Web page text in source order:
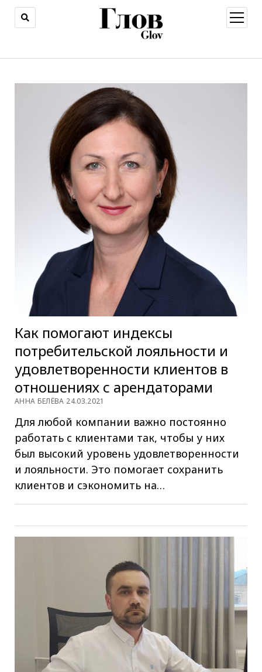
меню
Как помогают индексы
потребительской лояльности и
удовлетворенности клиентов в
отношениях с арендаторами
АННА БЕЛЁВА 24.03.2021
Для любой компании важно постоянно
работать с клиентами так, чтобы у них
был высокий уровень удовлетворенности
и лояльности. Это помогает сохранить
клиентов и сэкономить на…